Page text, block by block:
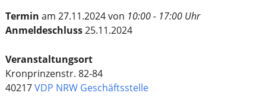
Termin am 27.11.2024 von 10:00 - 17:00 Uhr
Anmeldeschluss25.11.2024
Veranstaltungsort
Kronprinzenstr. 82-84
40217VDP NRW Geschäftsstelle